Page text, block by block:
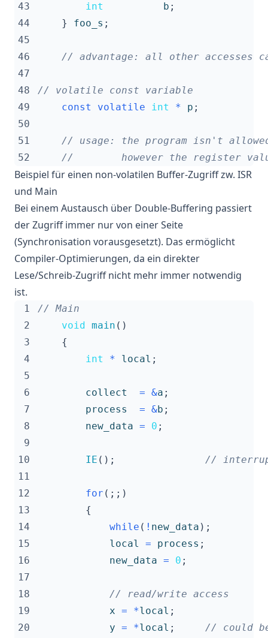
43
int b ;
44
} foo_s ;
45
46
47
48
49
const volatile int * p ;
50
51
52
Beispiel für einen non-volatilen Buffer-Zugriff zw. ISR
und Main
Bei einem Austausch über Double-Buffering passiert
der Zugriff immer nur von einer Seite
(Synchronisation vorausgesetzt). Das ermöglicht
Compiler-Optimierungen, da ein direkter
Lese/Schreib-Zugriff nicht mehr immer notwendig
ist.
1
2
void main ()
3
{
4
int * local ;
5
6
collect = &a ;
7
process = &b ;
8
new_data = 0 ;
9
10
IE ();
11
12
for (;;)
13
{
14
while ( ! new_data );
15
local = process ;
16
new_data = 0 ;
17
18
19
x = *local ;
20
y = *local ;